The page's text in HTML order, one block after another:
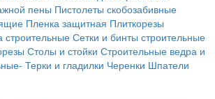
пены Пистолеты скобозабивные
Пленка защитная Плиткорезы
строительные Сетки и бинты строительные
Столы и стойки Строительные ведра и
Терки и гладилки Черенки Шпатели